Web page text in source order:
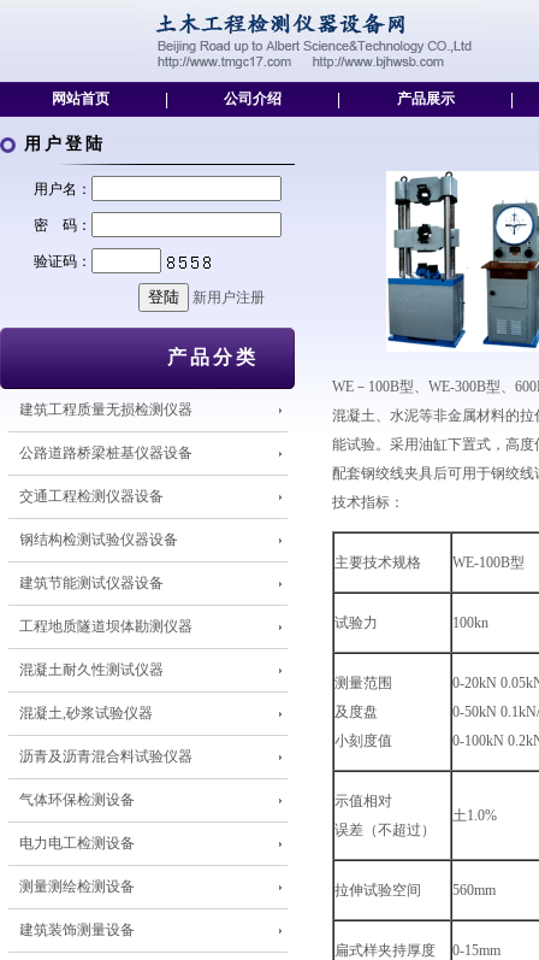
网站首页 公司介绍 产品展示
用户登陆
用户名：
密 码：
验证码：
新用户注册
产品分类
建筑工程质量无损检测仪器
公路道路桥梁桩基仪器设备
交通工程检测仪器设备
钢结构检测试验仪器设备
建筑节能测试仪器设备
工程地质隧道坝体勘测仪器
混凝土耐久性测试仪器
混凝土,砂浆试验仪器
沥青及沥青混合料试验仪器
气体环保检测设备
电力电工检测设备
测量测绘检测设备
建筑装饰测量设备
WE－100B型、WE-300B型、
混凝土、水泥等非金属材料的
能试验。采用油缸下置式，高
配套钢绞线夹具后可用于钢绞线
技术指标：
主要技术规格 WE-100B型
试验力 100kn
测量范围
及度盘
小刻度值
0-20kN
0-50kN
0-100kN
示值相对
误差（不超过）
土1.0%
拉伸试验空间 560mm
扁式样夹持厚度 0-15mm